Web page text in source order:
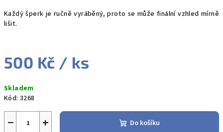
Každý šperk je ručně vyráběný, proto se může finální vzhled mírně
lišit.
500 Kč / ks
cena:
Skladem
Kód: 3268
+
− Do košíku